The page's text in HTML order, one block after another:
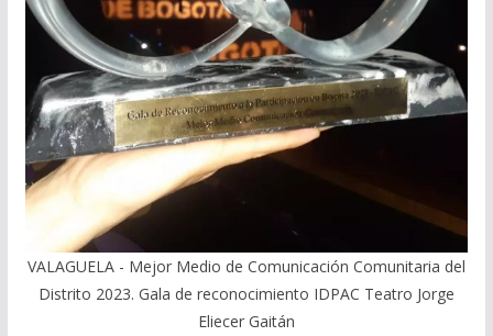
VALAGUELA - Mejor Medio de Comunicación Comunitaria del
Distrito 2023. Gala de reconocimiento IDPAC Teatro Jorge
Eliecer Gaitán